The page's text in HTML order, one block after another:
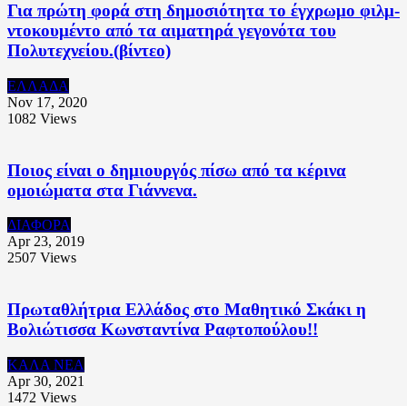
Για πρώτη φορά στη δημοσιότητα το έγχρωμο φιλμ-
ντοκουμέντο από τα αιματηρά γεγονότα του
Πολυτεχνείου.(βίντεο)
ΕΛΛΑΔΑ
Nov 17, 2020
1082 Views
Ποιος είναι ο δημιουργός πίσω από τα κέρινα
ομοιώματα στα Γιάννενα.
ΔΙΑΦΟΡΑ
Apr 23, 2019
2507 Views
Πρωταθλήτρια Ελλάδος στο Μαθητικό Σκάκι η
Βολιώτισσα Κωνσταντίνα Ραφτοπούλου!!
ΚΑΛΑ ΝΕΑ
Apr 30, 2021
1472 Views